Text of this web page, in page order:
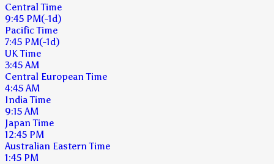
Central Time
9:45 PM(-1d)
Pacific Time
7:45 PM(-1d)
UK Time
3:45 AM
Central European Time
4:45 AM
India Time
9:15 AM
Japan Time
12:45 PM
Australian Eastern Time
1:45 PM